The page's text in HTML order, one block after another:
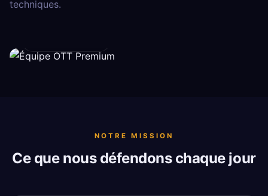
techniques.
NOTRE MISSION
Ce que nous défendons chaque jour